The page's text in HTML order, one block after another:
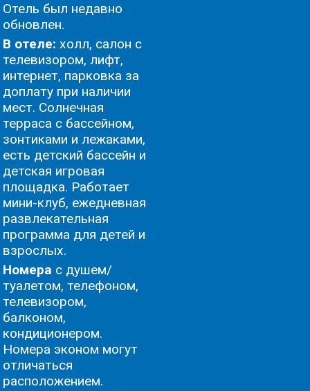
Oтель был недавно
обновлен.
В отеле: холл, салон с
телевизором, лифт,
интернет, парковка за
доплату при наличии
мест. Солнечная
терраса с бассейном,
зонтиками и лежаками,
есть детский бассейн и
детская игровая
площадка. Работает
мини-клуб, ежедневная
развлекательная
программа для детей и
взрослых.
Номера с душем/
туалетом, телефоном,
телевизором,
балконом,
кондиционером.
Номера эконом могут
отличаться
расположением.